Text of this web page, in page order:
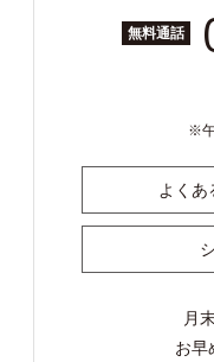
無料通話
よくあ
月
お早